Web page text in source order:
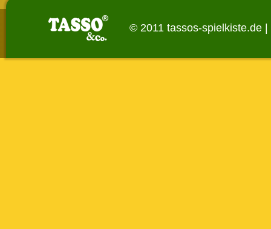
© 2011 tassos-spielkiste.de |